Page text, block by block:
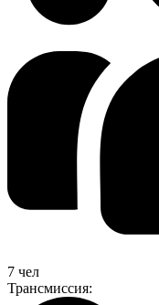
7 чел
Трансмиссия: